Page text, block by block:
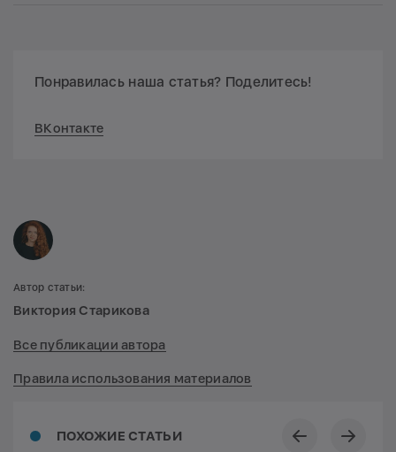
Понравилась наша статья? Поделитесь!
ВКонтакте
ПОХОЖИЕ СТАТЬИ
Автор статьи:
Виктория Старикова
Все публикации автора
Правила использования материалов